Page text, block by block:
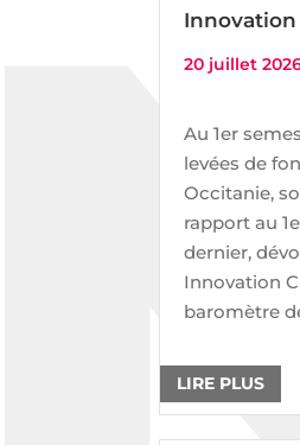
Innovation
20 juillet
Au 1er
levées de
Occitanie,
rapport au
dernier,
Innovation
baromètre
LIRE PLUS